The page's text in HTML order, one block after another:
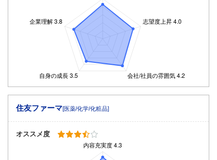
住友ファーマ[医薬/化学/化粧品]
オススメ度